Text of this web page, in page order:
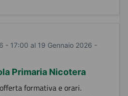
- 17:00 al 19 Gennaio 2026 -
Primaria Nicotera
formativa e orari.